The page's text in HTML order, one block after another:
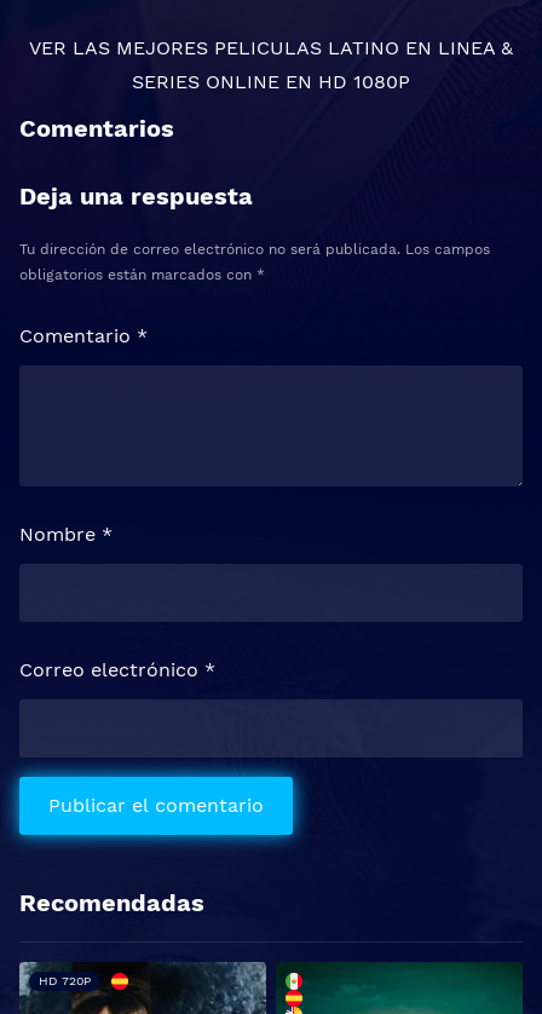
VER LAS MEJORES PELICULAS LATINO EN LINEA &
SERIES ONLINE EN HD 1080P
Comentarios
Deja una respuesta
Tu dirección de correo electrónico no será publicada. Los campos
obligatorios están marcados con *
Comentario *
Nombre *
Correo electrónico *
Recomendadas
HD 720P